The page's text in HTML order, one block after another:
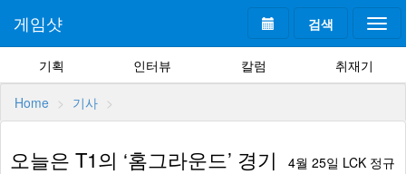
검색
게임샷
기획 인터뷰 칼럼 취재기
Home 기사
오늘은 T1의 ‘홈그라운드’ 경기
4월 25일 LCK 정규